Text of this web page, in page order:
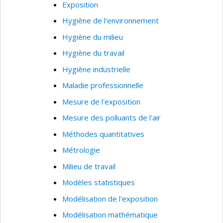
modifiables dans l’étiologie du
cancer
Objectif : Étudier le rôle des habitudes de vie et
facteurs environnementaux sur le risque de
d’informer sur des stratégies futures de
prévention du cancer
Thème 2: Emploie d’une
approche épidémiologique
moléculaire pour étudier la
relation entre les habitudes
de vie et facteurs
environnementaux, et de
l’étiologie du cancer
Objectif : Compléter le thème #1, tout en
informant sur les mécanismes sous-jacents de la
Exposition
Hygiène de l'environnement
Hygiène du milieu
Hygiène du travail
Hygiène industrielle
Maladie professionnelle
Mesure de l'exposition
Mesure des polluants de l'air
Méthodes quantitatives
Métrologie
Milieu de travail
Modèles statistiques
Modélisation de l'exposition
Modélisation mathématique